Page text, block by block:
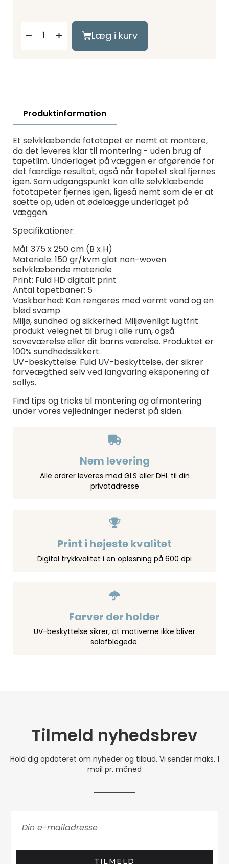
Læg i kurv
Produktinformation
Et selvklæbende fototapet er nemt at montere,
da det leveres klar til montering - uden brug af
tapetlim. Underlaget på væggen er afgørende for
det færdige resultat, også når tapetet skal fjernes
igen. Som udgangspunkt kan alle selvklæbende
fototapeter fjernes igen, ligeså nemt som de er at
sætte op, uden at ødelægge underlaget på
væggen.
Specifikationer:
Mål: 375 x 250 cm (B x H)
Materiale: 150 gr/kvm glat non-woven
selvklæbende materiale
Print: Fuld HD digitalt print
Antal tapetbaner: 5
Vaskbarhed: Kan rengøres med varmt vand og en
blød svamp
Miljø, sundhed og sikkerhed: Miljøvenligt lugtfrit
produkt velegnet til brug i alle rum, også
soveværelse eller dit barns værelse. Produktet er
100% sundhedssikkert.
UV-beskyttelse: Fuld UV-beskyttelse, der sikrer
farveægthed selv ved langvaring eksponering af
sollys.
Find tips og tricks til montering og afmontering
under vores vejledninger nederst på siden.
Nem levering
Alle ordrer leveres med GLS eller DHL til din
privatadresse
Print i højeste kvalitet
Digital trykkvalitet i en opløsning på 600 dpi
Farver der holder
UV-beskyttelse sikrer, at motiverne ikke bliver
solafblegede.
Tilmeld nyhedsbrev
Hold dig opdateret om nyheder og tilbud. Vi sender maks. 1
mail pr. måned
TILMELD